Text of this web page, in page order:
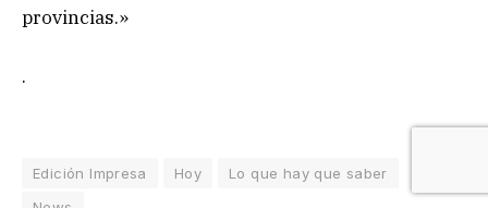
provincias.»
.
Edición Impresa Hoy
Lo que hay que saber